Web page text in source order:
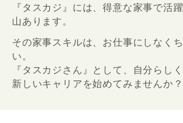
『タスカジ』には、得意な家事で活
山あります。
その家事スキルは、お仕事にしなく
い。
『タスカジさん』として、自分らしく
新しいキャリアを始めてみませんか？